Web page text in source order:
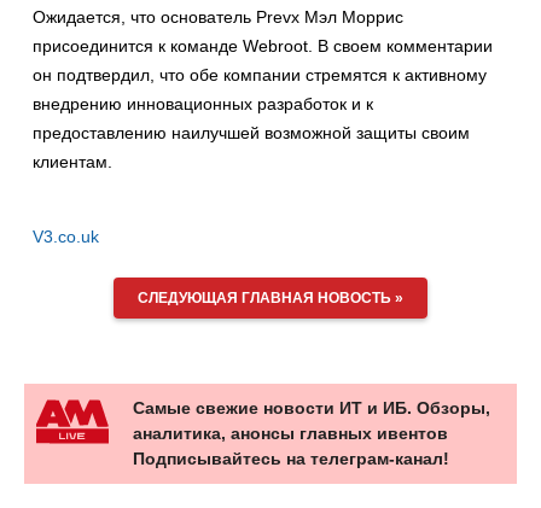
Ожидается, что основатель Prevx Мэл Моррис
присоединится к команде Webroot. В своем комментарии
он подтвердил, что обе компании стремятся к активному
внедрению инновационных разработок и к
предоставлению наилучшей возможной защиты своим
клиентам.
V3.co.uk
СЛЕДУЮЩАЯ ГЛАВНАЯ НОВОСТЬ »
Самые свежие новости ИТ и ИБ. Обзоры,
аналитика, анонсы главных ивентов
Подписывайтесь на телеграм-канал!